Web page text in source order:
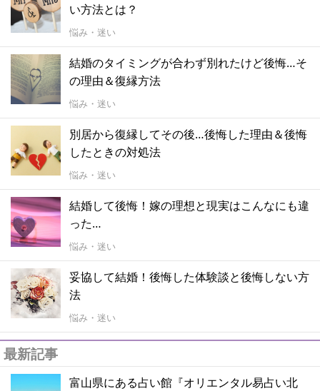
い方法とは？
悩み・迷い
結婚のタイミングが合わず別れたけど後悔…そ
の理由＆復縁方法
悩み・迷い
別居から復縁してその後…後悔した理由＆後悔
したときの対処法
悩み・迷い
結婚して後悔！嫁の理想と現実はこんなにも違
った…
悩み・迷い
妥協して結婚！後悔した体験談と後悔しない方
法
悩み・迷い
最新記事
富山県にある占い館『オリエンタル易占い北